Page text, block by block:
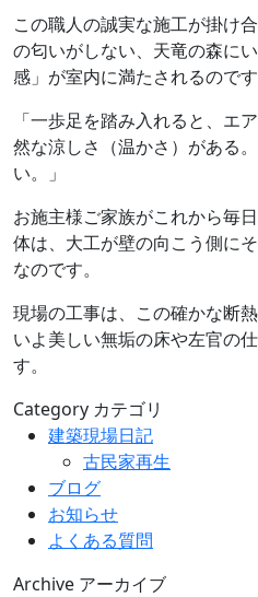
この職人の誠実な施工が掛け
の匂いがしない、天竜の森に
感」が室内に満たされるのです
「一歩足を踏み入れると、エ
然な涼しさ（温かさ）がある
い。」
お施主様ご家族がこれから毎
体は、大工が壁の向こう側に
なのです。
現場の工事は、この確かな断
いよ美しい無垢の床や左官の
す。
Category カテゴリ
建築現場日記
古民家再生
ブログ
お知らせ
よくある質問
Archive アーカイブ